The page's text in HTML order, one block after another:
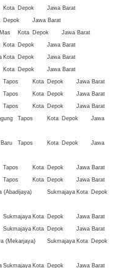
Kota Depok
Jawa Barat
Depok
Jawa Barat
Kota Depok
Jawa Barat
Kota Depok
Jawa Barat
Kota Depok
Jawa Barat
Kota Depok
Jawa Barat
Tapos Kota Depok
Jawa Barat
Tapos Kota Depok
Jawa Barat
Tapos Kota Depok
Jawa Barat
Tapos Kota Depok
Jawa
Tapos Kota Depok
Jawa
Tapos Kota Depok
Jawa Barat
Tapos Kota Depok
Jawa Barat
(Abadijaya) Sukmajaya Kota Depok
Sukmajaya Kota Depok
Jawa Barat
Sukmajaya Kota Depok
Jawa Barat
(Mekarjaya) Sukmajaya Kota Depok
Sukmajaya Kota Depok
Jawa Barat